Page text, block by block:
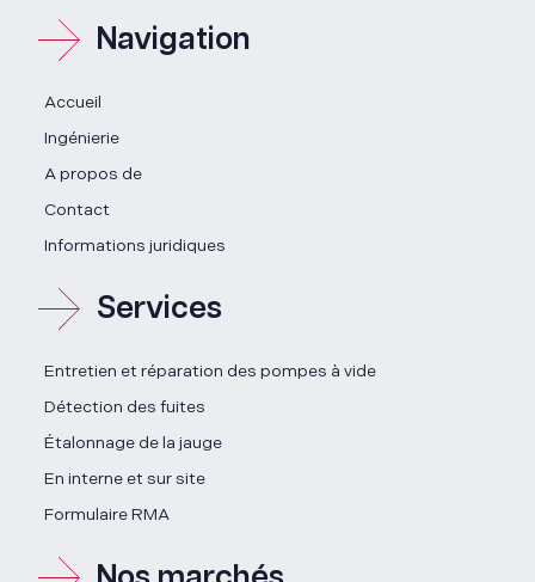
Navigation
Accueil
Ingénierie
A propos de
Contact
Informations juridiques
Services
Entretien et réparation des pompes à vide
Détection des fuites
Étalonnage de la jauge
En interne et sur site
Formulaire RMA